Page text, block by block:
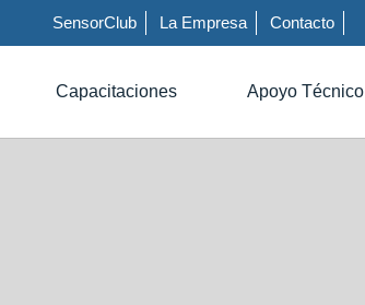
SensorClub La Empresa Contacto
Capacitaciones Apoyo Técnico